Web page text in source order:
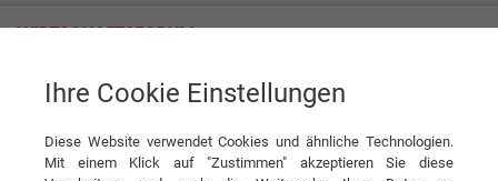
Bergbahnen Obersaxen Mundaun
Ihre Cookie Einstellungen
Diese Website verwendet Cookies und ähnliche Technologien.
Mit einem Klick auf "Zustimmen" akzeptieren Sie diese